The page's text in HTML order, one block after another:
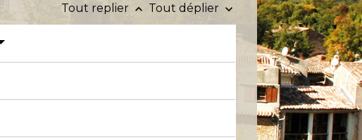
Tout replier keyboard_arrow_up Tout déplier keyboard_arrow_down